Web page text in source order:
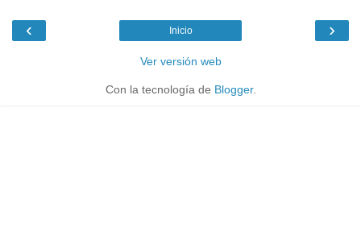
‹ ›
Inicio
Ver versión web
Con la tecnología de Blogger.